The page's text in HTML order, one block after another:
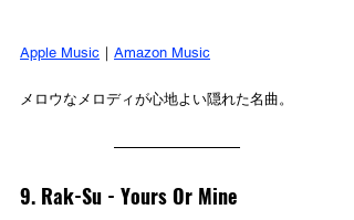
Apple Music ｜ Amazon Music
メロウなメロディが心地よい隠れた名曲。
9. Rak-Su - Yours Or Mine